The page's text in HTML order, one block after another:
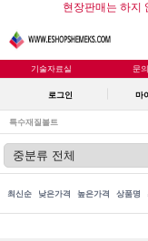
현장판매는 하지
기술자료실 문
로그인 마
특수재질볼트
최신순 낮은가격 높은가격 상품명